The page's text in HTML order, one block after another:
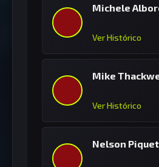
Michele
Ver Histórico
Mike
Ver Histórico
Nelson Piquet